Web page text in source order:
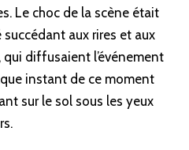
Le choc de la scène était
aux rires et aux
qui diffusaient l’événement
instant de ce moment
sur le sol sous les yeux